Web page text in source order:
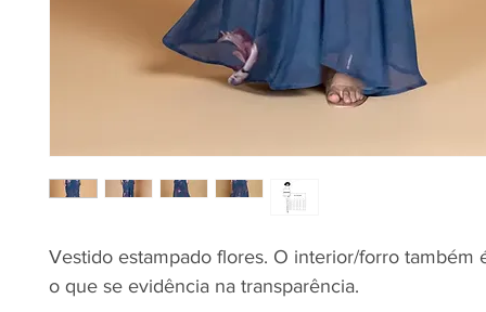
Vestido estampado flores. O interior/forro também
o que se evidência na transparência.